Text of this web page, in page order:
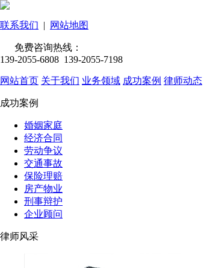
联系我们 | 网站地图
免费咨询热线：
139-2055-6808 139-2055-7198
网站首页 关于我们 业务领域 成功案例 律师动态
成功案例
婚姻家庭
经济合同
劳动争议
交通事故
保险理赔
房产物业
刑事辩护
企业顾问
律师风采